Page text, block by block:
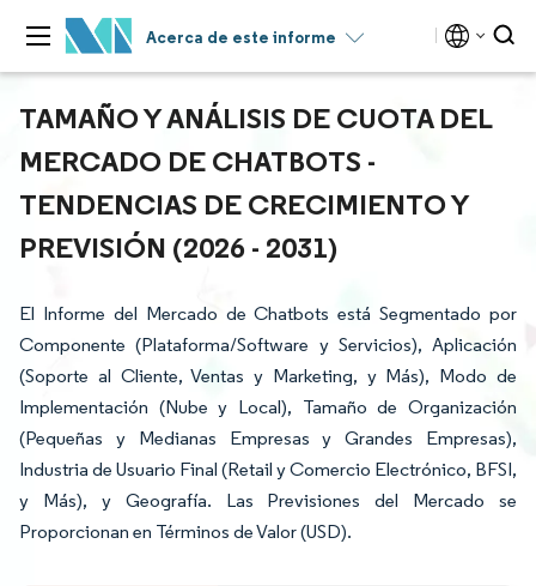
Acerca de este informe
TAMAÑO Y ANÁLISIS DE CUOTA DEL
MERCADO DE CHATBOTS -
TENDENCIAS DE CRECIMIENTO Y
PREVISIÓN (2026 - 2031)
El Informe del Mercado de Chatbots está Segmentado por
Componente (Plataforma/Software y Servicios), Aplicación
(Soporte al Cliente, Ventas y Marketing, y Más), Modo de
Implementación (Nube y Local), Tamaño de Organización
(Pequeñas y Medianas Empresas y Grandes Empresas),
Industria de Usuario Final (Retail y Comercio Electrónico, BFSI,
y Más), y Geografía. Las Previsiones del Mercado se
Proporcionan en Términos de Valor (USD).